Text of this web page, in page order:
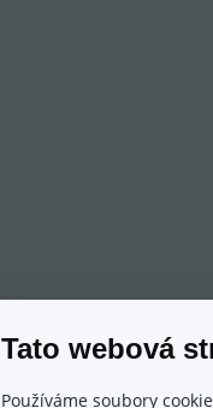
Tato webová
Používáme soubory